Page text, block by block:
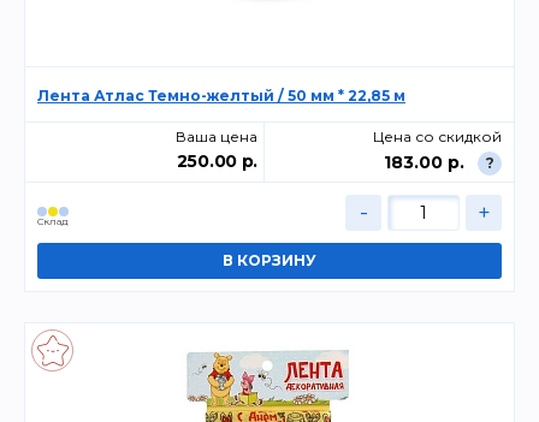
Лента Атлас Темно-желтый / 50 мм * 22,85 м
Ваша цена
250.00 р.
Цена со скидкой
183.00 р. ?
Склад - +